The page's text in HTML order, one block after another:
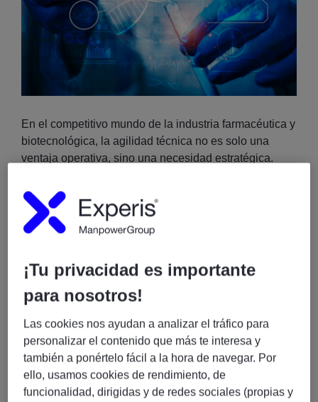
En el competitivo mundo de la industria farmacéutica y
biotecnológica, la agilidad técnica no es solo una
ventaja operativa, sino una necesidad estratégica.
líder, con una infraestructura masiva que soporta a
más de
100.000 empleados
transformar su modelo de atención tecnológica. A
Desk especializado en microinformática y
mantenimiento de sistemas
dinámico.
El Desafío: Agilidad en una Escala Global
¡Tu privacidad es importante
para nosotros!
Las cookies nos ayudan a analizar el tráfico para
personalizar el contenido que más te interesa y
también a ponértelo fácil a la hora de navegar. Por
ello, usamos cookies de rendimiento, de
funcionalidad, dirigidas y de redes sociales (propias y